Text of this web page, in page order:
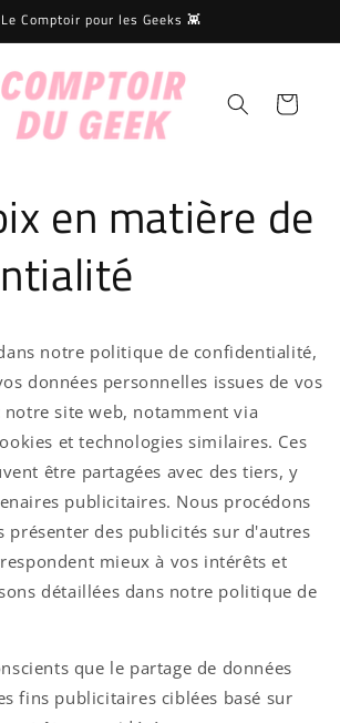
Comptoir pour les Geeks 👾
Panier
en matière de
notre politique de confidentialité,
données personnelles issues de vos
notre site web, notamment via
et technologies similaires. Ces
être partagées avec des tiers, y
publicitaires. Nous procédons
présenter des publicités sur d'autres
mieux à vos intérêts et
détaillées dans notre politique de
que le partage de données
fins publicitaires ciblées basé sur